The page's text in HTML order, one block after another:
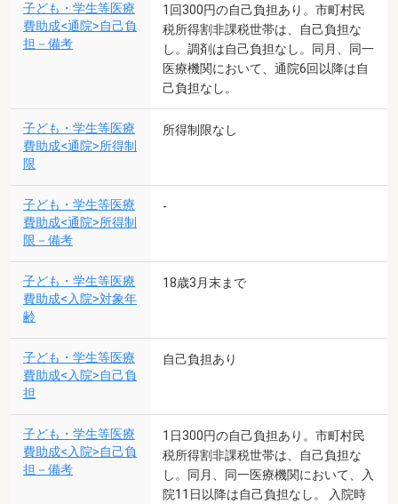
子ども・学生等医療
費助成<通院>自己負
担－備考
1回300円の自己負担あり。市町村民
税所得割非課税世帯は、自己負担な
し。調剤は自己負担なし。同月、同一
医療機関において、通院6回以降は自
己負担なし。
子ども・学生等医療
費助成<通院>所得制
限
所得制限なし
子ども・学生等医療
費助成<通院>所得制
限－備考
-
子ども・学生等医療
費助成<入院>対象年
齢
18歳3月末まで
子ども・学生等医療
費助成<入院>自己負
担
自己負担あり
子ども・学生等医療
費助成<入院>自己負
担－備考
1日300円の自己負担あり。市町村民
税所得割非課税世帯は、自己負担な
し。同月、同一医療機関において、入
院11日以降は自己負担なし。 入院時